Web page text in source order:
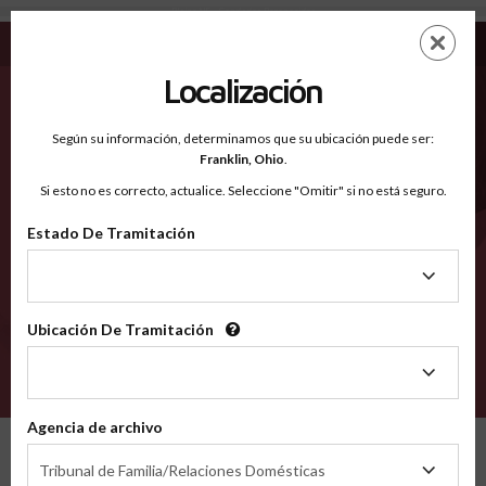
Blaine NE - Condados Reconocidos
EN
Condados Reconocidos
2600
Localización
Según su información, determinamos que su ubicación puede ser:
Franklin, Ohio.
Si esto no es correcto, actualice. Seleccione "Omitir" si no está seguro.
Estado De Tramitación
Tramitación
Ubicación De Tramitación
Tramitación
Agencia de archivo
Tribunal de Familia/Relaciones Domésticas
de